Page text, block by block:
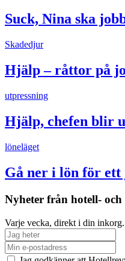
Suck, Nina ska
Skadedjur
Hjälp – råttor på
utpressning
Hjälp, chefen blir
löneläget
Gå ner i lön för
Nyheter från hotell-
Varje vecka, direkt i din inkorg.